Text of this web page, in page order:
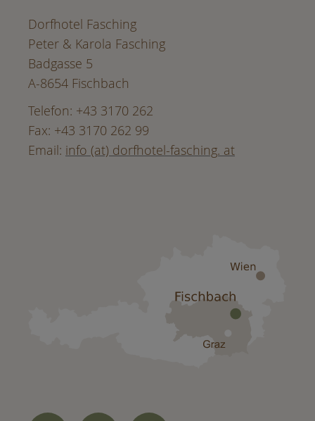
Dorfhotel Fasching
Peter & Karola Fasching
Badgasse 5
A-8654 Fischbach
Telefon: +43 3170 262
Fax: +43 3170 262 99
Email: info (at) dorfhotel-fasching. at